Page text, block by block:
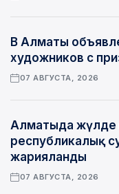
В Алматы
художников с
07 АВГУСТА, 2026
Алматыда жүлде
республикалық
жарияланды
07 АВГУСТА, 2026